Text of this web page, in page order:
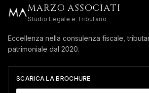
MARZO ASSOCIATI
Studio Legale e Tributario
Eccellenza nella consulenza fiscale,
patrimoniale dal 2020.
SCARICA LA BROCHURE